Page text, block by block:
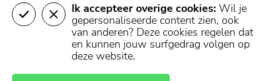
teruggevonden in onze database.
U kunt terugkeren naar de homepagina, of een pagina
openen in het menu boven- of onderaan deze pagina.
Naar de
Ik accepteer overige cookies: Wil je
gepersonaliseerde content zien, ook
van anderen? Deze cookies regelen dat
en kunnen jouw surfgedrag volgen op
deze website.